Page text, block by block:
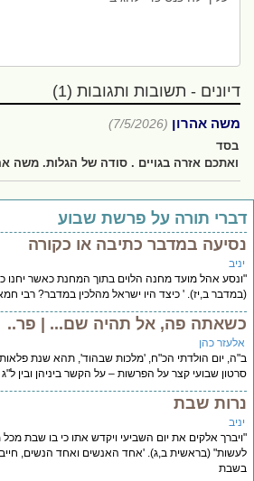
דיונים - תשובות ותגובות (1)
משה אהרון (7/5/2026)
בסד
ואתכם אזרה בגויים . סודה של הגלות. משה
תורה על פרשת שבוע
במדבר כתיבה או כקורה
אהל מועד מחנה הלוים בתוך המחנת כאשר יחנו כן
ב,יז). ' כיצד היו ישראל מהלכין במדבר? רבי חמא
פה, אל תהיה שם... | פר..
כהן
יום הולדתי הכ"ח, 'מלכות שבהוד', תהא שנת פלאות
שבועי קצר על הפרשות – על הקשר ביניהן ובין ל"ג
שבת
אלקים את יום השביעי ויקדש אתו כי בו שבת מכל
(בראשית ב,ג). 'אחד האנשים ואחד הנשים, חייבים